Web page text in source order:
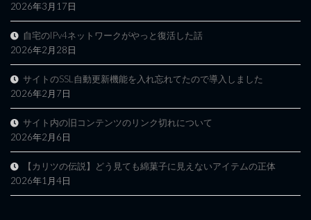
2026年3月17日
自宅のIPv4ネットワークがやっと復活した話
2026年2月28日
サイトのSSL自動更新機能を入れ忘れてたので導入しました
2026年2月7日
サイト内の旧コンテンツのリンク切れについて
2026年2月6日
【カリツの伝説】どう見ても綿菓子に見えないアイテムの正体
2026年1月4日